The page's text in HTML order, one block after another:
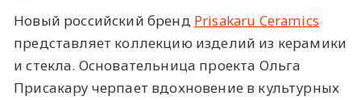
Новый российский бренд Prisakaru Ceramics
представляет коллекцию изделий из керамики
и стекла. Основательница проекта Ольга
Присакару черпает вдохновение в культурных